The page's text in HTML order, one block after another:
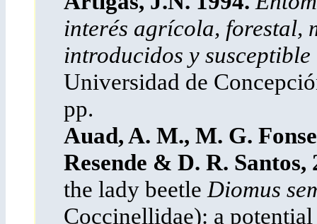
interés agrícola, forestal,
introducidos y
Universidad de
pp.
Auad, A. M., M. G.
Resende & D. R. Santos,
the lady beetle Diomus
Coccinellidae): a